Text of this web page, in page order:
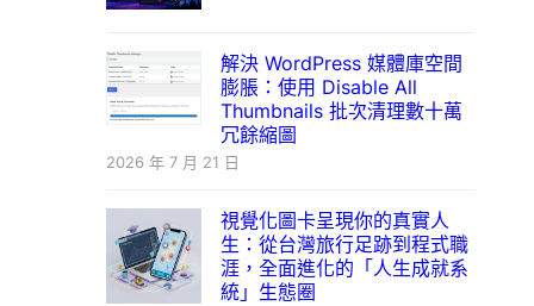
解決 WordPress 媒體庫空間
膨脹：使用 Disable All
Thumbnails 批次清理數十萬
冗餘縮圖
2026 年 7 月 21 日
視覺化圖卡呈現你的真實人
生：從台灣旅行足跡到程式職
涯，全面進化的「人生成就系
統」生態圈